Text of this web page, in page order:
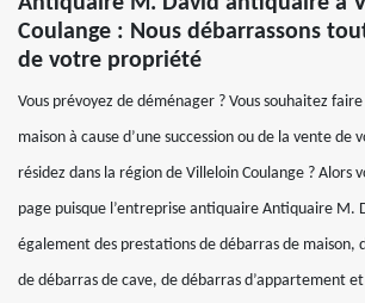
Coulange : Nous débarrassons
de votre propriété
Vous prévoyez de déménager ? Vous souhaitez
maison à cause d’une succession ou de la vente de
résidez dans la région de Villeloin Coulange ? Alors
page puisque l’entreprise antiquaire Antiquaire M.
également des prestations de débarras de maison,
de débarras de cave, de débarras d’appartement